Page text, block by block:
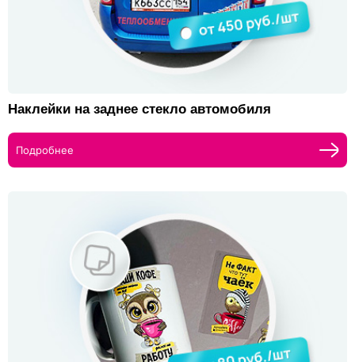
Наклейки на заднее стекло автомобиля
Подробнее